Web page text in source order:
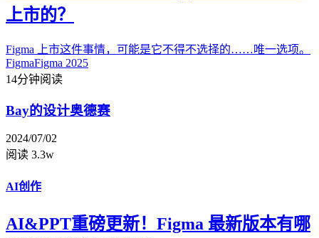
上市的？
Figma 上市这件事情，可能是它不得不选择的……唯一选项。
FigmaFigma 2025
14分钟阅读
Bay的设计奥德赛
2024/07/02
阅读 3.3w
AI创作
AI&PPT重磅更新！Figma 最新版本有哪